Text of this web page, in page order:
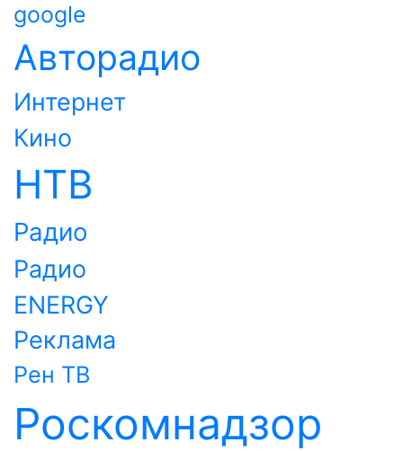
google
Авторадио
Интернет
Кино
НТВ
Радио
Радио
ENERGY
Реклама
Рен ТВ
Роскомнадзор